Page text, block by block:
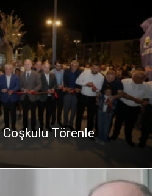
Törenle